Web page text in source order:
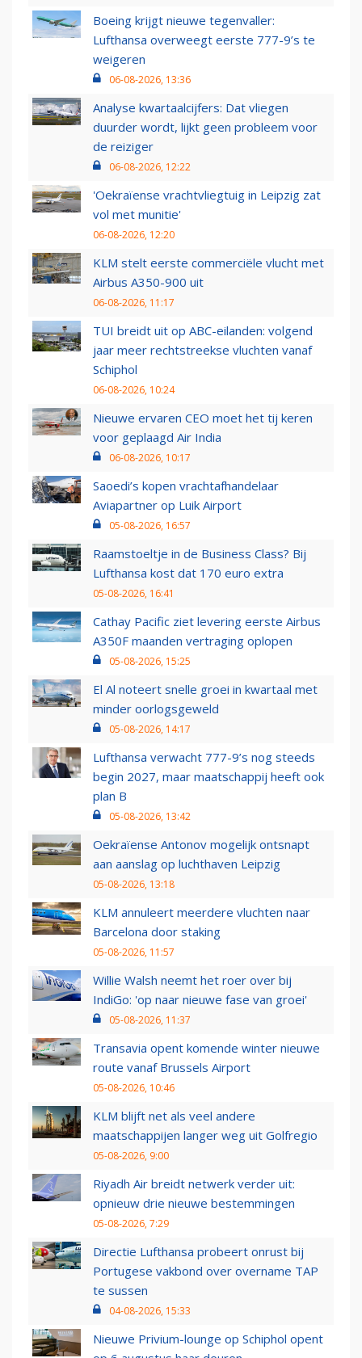
Boeing krijgt nieuwe tegenvaller:
Lufthansa overweegt eerste 777-9’s te
weigeren
06-08-2026, 13:36
Analyse kwartaalcijfers: Dat vliegen
duurder wordt, lijkt geen probleem voor
de reiziger
06-08-2026, 12:22
'Oekraïense vrachtvliegtuig in Leipzig zat
vol met munitie'
06-08-2026, 12:20
KLM stelt eerste commerciële vlucht met
Airbus A350-900 uit
06-08-2026, 11:17
TUI breidt uit op ABC-eilanden: volgend
jaar meer rechtstreekse vluchten vanaf
Schiphol
06-08-2026, 10:24
Nieuwe ervaren CEO moet het tij keren
voor geplaagd Air India
06-08-2026, 10:17
Saoedi’s kopen vrachtafhandelaar
Aviapartner op Luik Airport
05-08-2026, 16:57
Raamstoeltje in de Business Class? Bij
Lufthansa kost dat 170 euro extra
05-08-2026, 16:41
Cathay Pacific ziet levering eerste Airbus
A350F maanden vertraging oplopen
05-08-2026, 15:25
El Al noteert snelle groei in kwartaal met
minder oorlogsgeweld
05-08-2026, 14:17
Lufthansa verwacht 777-9’s nog steeds
begin 2027, maar maatschappij heeft ook
plan B
05-08-2026, 13:42
Oekraïense Antonov mogelijk ontsnapt
aan aanslag op luchthaven Leipzig
05-08-2026, 13:18
KLM annuleert meerdere vluchten naar
Barcelona door staking
05-08-2026, 11:57
Willie Walsh neemt het roer over bij
IndiGo: 'op naar nieuwe fase van groei'
05-08-2026, 11:37
Transavia opent komende winter nieuwe
route vanaf Brussels Airport
05-08-2026, 10:46
KLM blijft net als veel andere
maatschappijen langer weg uit Golfregio
05-08-2026, 9:00
Riyadh Air breidt netwerk verder uit:
opnieuw drie nieuwe bestemmingen
05-08-2026, 7:29
Directie Lufthansa probeert onrust bij
Portugese vakbond over overname TAP
te sussen
04-08-2026, 15:33
Nieuwe Privium-lounge op Schiphol opent